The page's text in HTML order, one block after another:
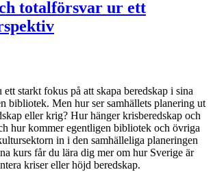
totalförsvar ur ett
ett starkt fokus på att skapa beredskap i sina
bibliotek. Men hur ser samhällets planering ut
eller krig? Hur hänger krisberedskap och
hur kommer egentligen bibliotek och övriga
in i den samhälleliga planeringen
kurs får du lära dig mer om hur Sverige är
kriser eller höjd beredskap.